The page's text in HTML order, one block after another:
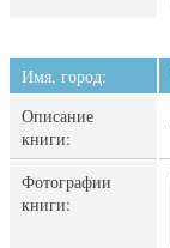
Имя, город:
Описание
книги:
Фотографии
книги: